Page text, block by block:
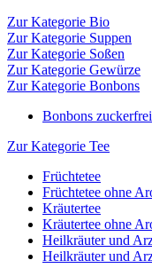
Zur Kategorie Bio
Zur Kategorie Suppen
Zur Kategorie Soßen
Zur Kategorie Gewürze
Zur Kategorie Bonbons
Bonbons zuckerfrei
Zur Kategorie Tee
Früchtetee
Früchtetee ohne
Kräutertee
Kräutertee ohne
Heilkräuter und
Heilkräuter und